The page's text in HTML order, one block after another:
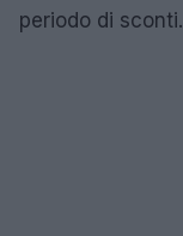
periodo di sconti.